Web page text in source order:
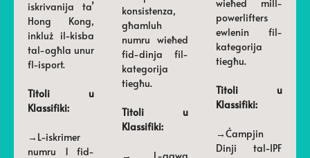
iskrivanija ta’
Hong Kong,
inkluż il-kisba
tal-ogħla unur
fl-isport.
Titoli u
Klassifiki:
→L-iskrimer
numru 1 fid-
konsistenza,
għamluh
numru wieħed
fid-dinja fil-
kategorija
tiegħu.
Titoli u
Klassifiki:
wieħed mill-
powerlifters
ewlenin fil-
kategorija
tiegħu.
Titoli u
Klassifiki:
→Ċampjin
Dinji tal-IPF